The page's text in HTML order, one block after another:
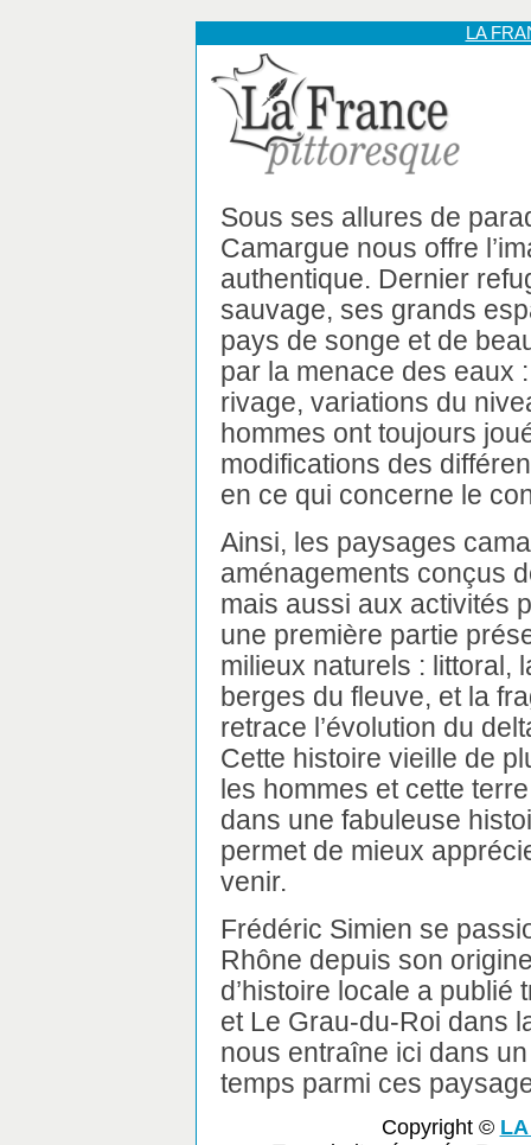
LA
Sous ses allures de
Camargue nous offre
authentique. Dernier
sauvage, ses grands
pays de songe et de
par la menace des eaux
rivage, variations du
hommes ont toujours
modifications des
en ce qui concerne le
Ainsi, les paysages
aménagements conçus
mais aussi aux activités
une première partie
milieux naturels : littoral,
berges du fleuve, et la
retrace l’évolution du
Cette histoire vieille de
les hommes et cette
dans une fabuleuse
permet de mieux
venir.
Frédéric Simien se
Rhône depuis son
d’histoire locale a
et Le Grau-du-Roi dans
nous entraîne ici dans
temps parmi ces
Copyright ©